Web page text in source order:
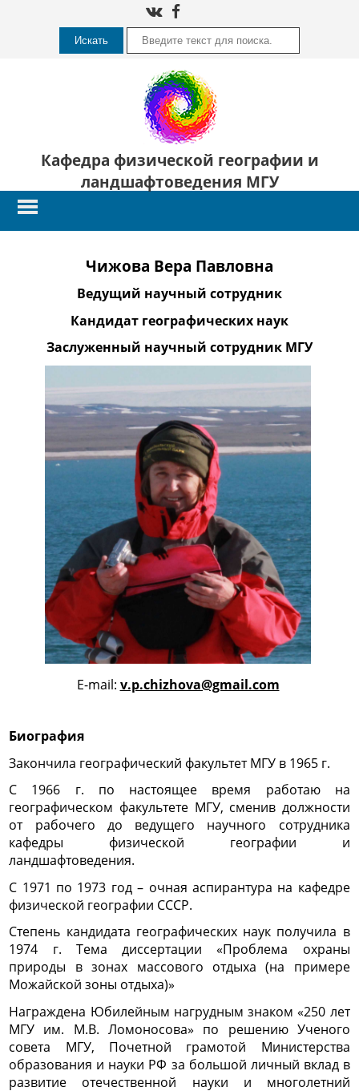
Искать
Кафедра физической географии и
ландшафтоведения МГУ
Чижова Вера Павловна
Ведущий научный сотрудник
Кандидат географических наук
Заслуженный научный сотрудник МГУ
E-mail: v.p.chizhova@gmail.com
Биография
Закончила географический факультет МГУ в 1965 г.
С 1966 г. по настоящее время работаю на
географическом факультете МГУ, сменив должности
от рабочего до ведущего научного сотрудника
кафедры физической географии и
ландшафтоведения.
С 1971 по 1973 год – очная аспирантура на кафедре
физической географии СССР.
Степень кандидата географических наук получила в
1974 г. Тема диссертации «Проблема охраны
природы в зонах массового отдыха (на примере
Можайской зоны отдыха)»
Награждена Юбилейным нагрудным знаком «250 лет
МГУ им. М.В. Ломоносова» по решению Ученого
совета МГУ, Почетной грамотой Министерства
образования и науки РФ за большой личный вклад в
развитие отечественной науки и многолетний